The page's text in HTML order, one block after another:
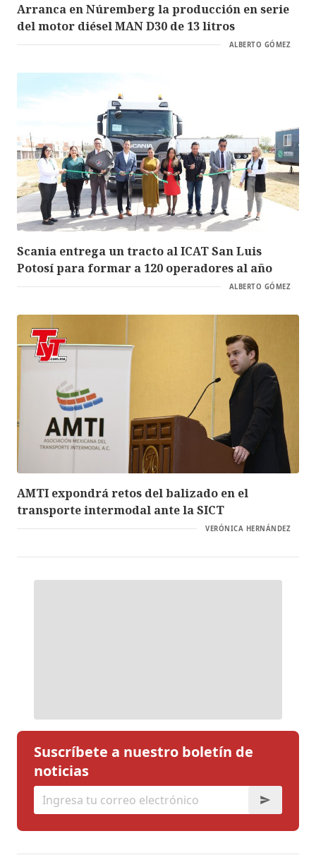
Arranca en Núremberg la producción en serie
del motor diésel MAN D30 de 13 litros
ALBERTO GÓMEZ
Scania entrega un tracto al ICAT San Luis
Potosí para formar a 120 operadores al año
ALBERTO GÓMEZ
AMTI expondrá retos del balizado en el
transporte intermodal ante la SICT
VERÓNICA HERNÁNDEZ
Suscríbete a nuestro boletín de
noticias